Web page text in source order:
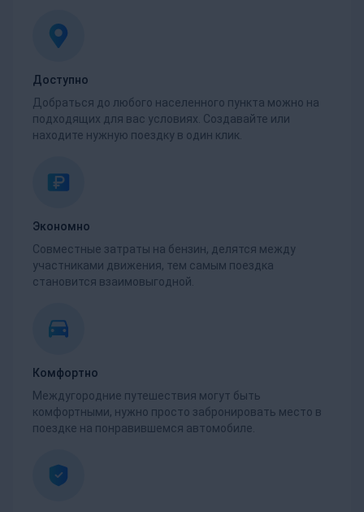
Доступно
Добраться до любого населенного пункта можно на
подходящих для вас условиях. Создавайте или
находите нужную поездку в один клик.
Экономно
Совместные затраты на бензин, делятся между
участниками движения, тем самым поездка
становится взаимовыгодной.
Комфортно
Междугородние путешествия могут быть
комфортными, нужно просто забронировать место в
поездке на понравившемся автомобиле.